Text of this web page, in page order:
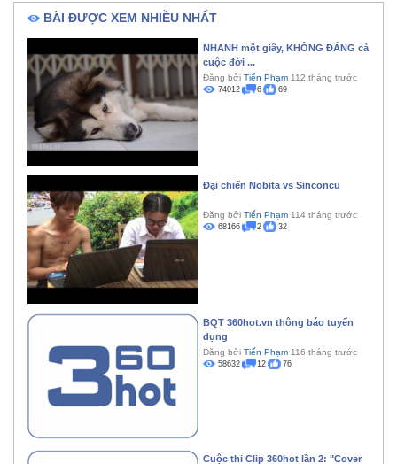
BÀI ĐƯỢC XEM NHIỀU NHẤT
NHANH một giây, KHÔNG ĐÁNG cả
cuộc đời ...
Đăng bởi Tiến Phạm 112 tháng trước
74012 6 69
Đại chiến Nobita vs Sinconcu
Đăng bởi Tiến Phạm 114 tháng trước
68166 2 32
BQT 360hot.vn thông báo tuyển
dụng
Đăng bởi Tiến Phạm 116 tháng trước
58632 12 76
Cuộc thi Clip 360hot lần 2: "Cover